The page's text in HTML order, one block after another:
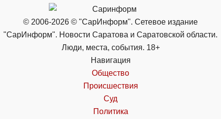
© 2006-2026 © "СарИнформ". Сетевое издание
"СарИнформ". Новости Саратова и Саратовской области.
Люди, места, события. 18+
Навигация
Общество
Происшествия
Суд
Политика